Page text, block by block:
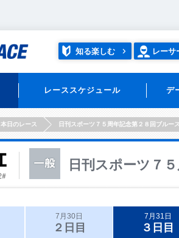
知る楽しむ レーサ
レーススケジュール デ
本日のレース 日刊スポーツ７５周年記念第２８回ブルー
日刊スポーツ７
7月30日
２日目
7月31日
３日目